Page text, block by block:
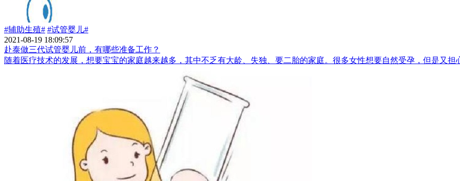
#辅助生殖# #试管婴儿#
2021-08-19 18:09:57
赴泰做三代试管婴儿前，有哪些准备工作？
随着医疗技术的发展，想要宝宝的家庭越来越多，其中不乏有大龄、失独、要二胎的家庭。很多女性想要自然受孕，但是又担